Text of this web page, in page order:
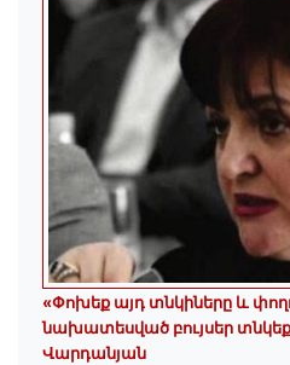
«Փոխեք այդ տնկիները և
նախատեսված բույսեր
Վարդանյան